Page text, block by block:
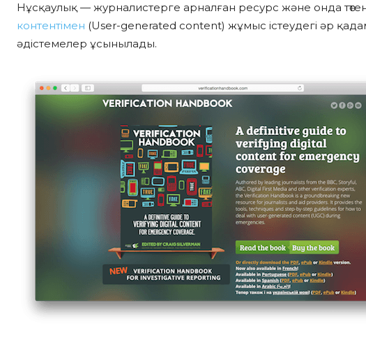
Нұсқаулық — журналистерге арналған ресурс және онда
контентімен (User-generated content) жұмыс істеудегі әр
әдістемелер ұсынылады.